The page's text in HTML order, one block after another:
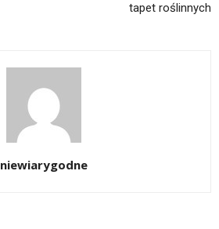
tapet roślinnych
niewiarygodne